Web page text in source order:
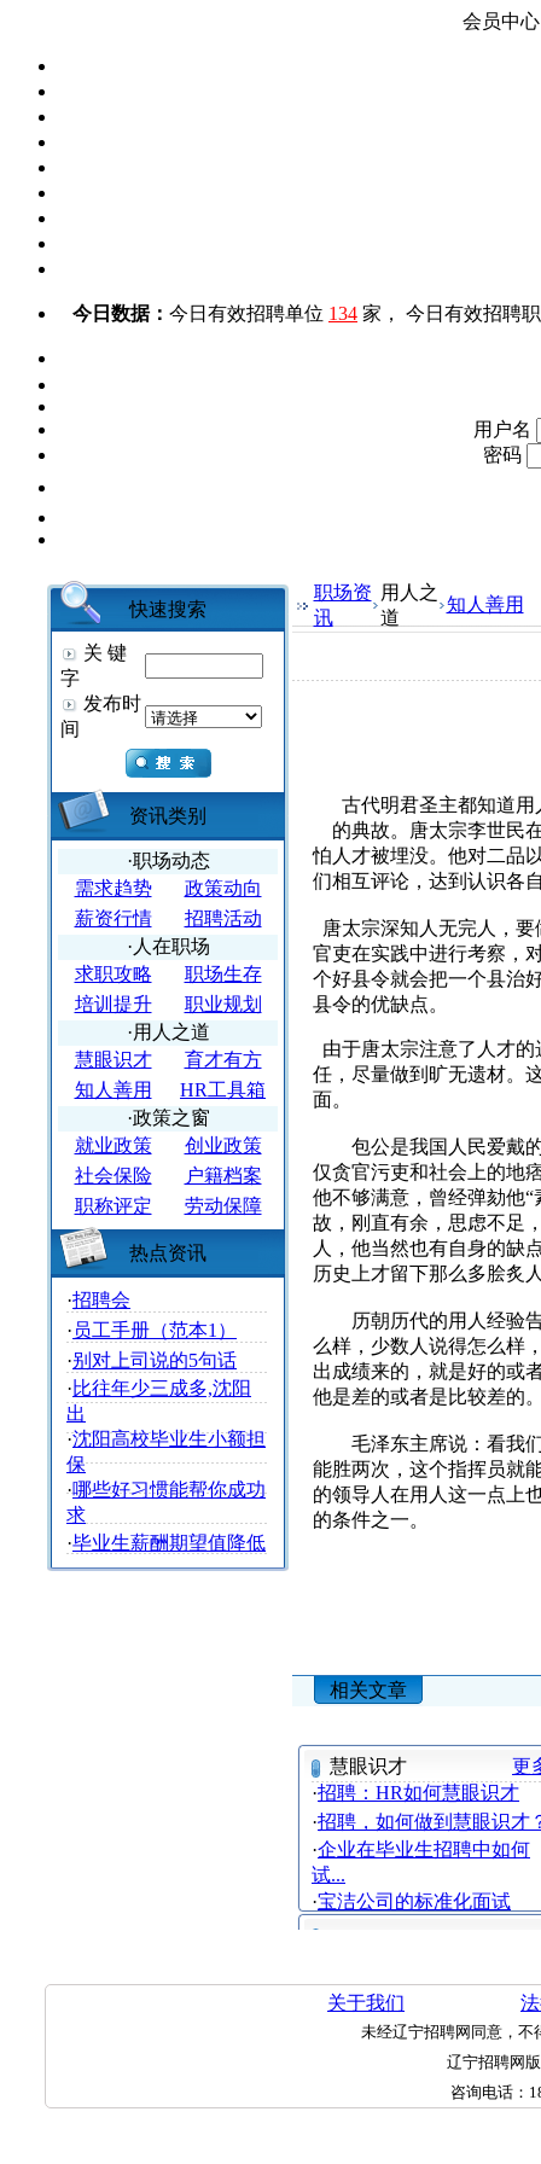
会员中心
今日数据： 今日有效招聘单位 134 家， 今日有效招聘
用户名
密码
快速搜索
关 键
字
发布时
间
资讯类别
·职场动态
需求趋势
政策动向
薪资行情
招聘活动
·人在职场
求职攻略
职场生存
培训提升
职业规划
·用人之道
慧眼识才
育才有方
知人善用
HR工具箱
·政策之窗
就业政策
创业政策
社会保险
户籍档案
职称评定
劳动保障
热点资讯
·招聘会
· 员工手册（范本1）
·别对上司说的5句话
·比往年少三成多,沈阳
出
·沈阳高校毕业生小额担
保
·哪些好习惯能帮你成功
求
·毕业生薪酬期望值降低
职场资
讯
用人之
道
知人善用
古代明君圣主都知道
的典故。唐太宗李世民
怕人才被埋没。他对二品
们相互评论，达到认识各
唐太宗深知人无完人，
官吏在实践中进行考察，
个好县令就会把一个县治
县令的优缺点。
由于唐太宗注意了人才
任，尽量做到旷无遗材。
面。
包公是我国人民爱戴的
仅贪官污吏和社会上的地
他不够满意，曾经弹劾他
故，刚直有余，思虑不足
人，他当然也有自身的缺
历史上才留下那么多脍炙
历朝历代的用人经验告
么样，少数人说得怎么样
出成绩来的，就是好的或
他是差的或者是比较差的
毛泽东主席说：看我们
能胜两次，这个指挥员就
的领导人在用人这一点上
的条件之一。
相关文章
慧眼识才
更
·招聘：HR如何慧眼识才
·招聘，如何做到慧眼识才
·企业在毕业生招聘中如何
试...
·宝洁公司的标准化面试
关于我们
未经辽宁招聘网同意，不
辽宁招聘网
咨询电话：